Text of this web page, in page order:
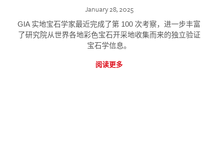
January 28, 2025
GIA 实地宝石学家最近完成了第 100 次考察，进一步丰富
了研究院从世界各地彩色宝石开采地收集而来的独立验证
宝石学信息。
阅读更多